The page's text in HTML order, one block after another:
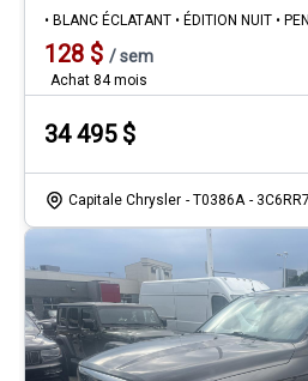
• BLANC ÉCLATANT • ÉDITION NUIT •
128 $ /sem
Achat 84 mois
34 495$
Capitale Chrysler - T0386A -